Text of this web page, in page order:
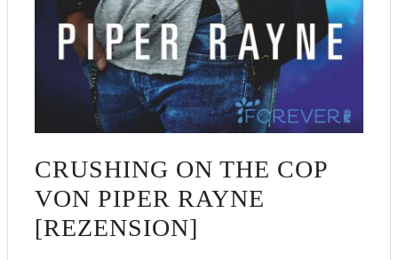
CRUSHING ON THE COP
VON PIPER RAYNE
[REZENSION]